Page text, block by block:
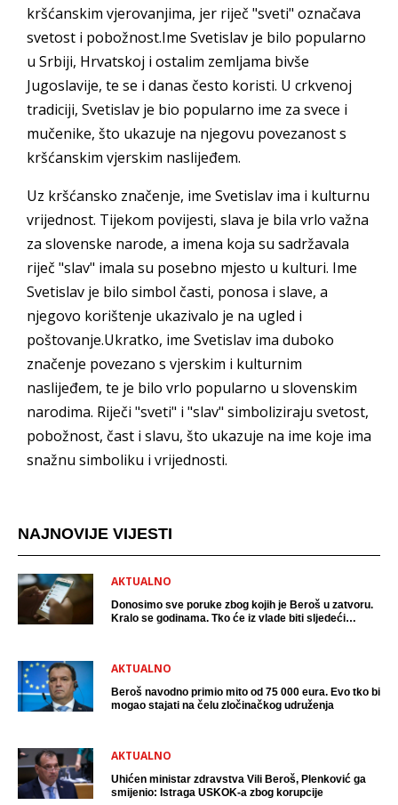
kršćanskim vjerovanjima, jer riječ "sveti" označava
svetost i pobožnost.Ime Svetislav je bilo popularno
u Srbiji, Hrvatskoj i ostalim zemljama bivše
Jugoslavije, te se i danas često koristi. U crkvenoj
tradiciji, Svetislav je bio popularno ime za svece i
mučenike, što ukazuje na njegovu povezanost s
kršćanskim vjerskim naslijeđem.
Uz kršćansko značenje, ime Svetislav ima i kulturnu
vrijednost. Tijekom povijesti, slava je bila vrlo važna
za slovenske narode, a imena koja su sadržavala
riječ "slav" imala su posebno mjesto u kulturi. Ime
Svetislav je bilo simbol časti, ponosa i slave, a
njegovo korištenje ukazivalo je na ugled i
poštovanje.Ukratko, ime Svetislav ima duboko
značenje povezano s vjerskim i kulturnim
naslijeđem, te je bilo vrlo popularno u slovenskim
narodima. Riječi "sveti" i "slav" simboliziraju svetost,
pobožnost, čast i slavu, što ukazuje na ime koje ima
snažnu simboliku i vrijednosti.
NAJNOVIJE VIJESTI
AKTUALNO
Donosimo sve poruke zbog kojih je Beroš u zatvoru.
Kralo se godinama. Tko će iz vlade biti sljedeći
AKTUALNO
Beroš navodno primio mito od 75 000 eura. Evo tko bi
mogao stajati na čelu zločinačkog udruženja
AKTUALNO
Uhićen ministar zdravstva Vili Beroš, Plenković ga
smijenio: Istraga USKOK-a zbog korupcije